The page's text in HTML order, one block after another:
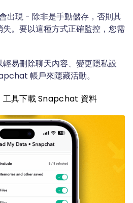
出現 - 除非是手動儲存，否則其
。要以這種方式正確監控，您需
易刪除聊天內容、變更隱私設
帳戶來隱藏活動。
工具下載 Snapchat 資料